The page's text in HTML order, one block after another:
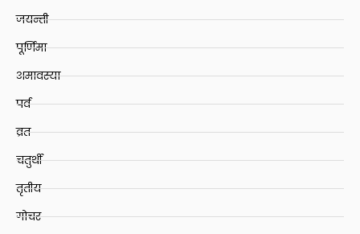
जयन्ती
पूर्णिमा
अमावस्या
पर्व
व्रत
चतुर्थी
तृतीय
गोचर